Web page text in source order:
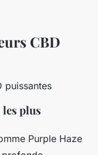
CBD
plus
Purple Haze